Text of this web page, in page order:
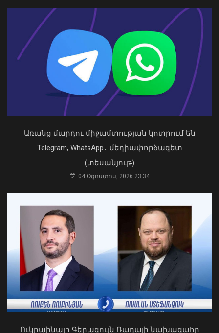
2026 թվականի հունիսն ու հուլիսը
Եվրոպայում դարձել են
դիտարկումների պատմության
ամենաշոգ ամիսները
Վթարային ջրանջատում Երևանի
Մալաթիա-Սեբաստիա վարչական
շրջանում
09 Օգոստոս, 2026 11:08
03 Օգոստոս, 2026 13:13
Դուք 5 տարի ինձնից փախած եք ման
եկել. Կոնջորյանը՝ «Հայաստան»
դաշինքի պատգամավորներին
04 Օգոստոս, 2026 15:53
Առանց մարդու միջամտության կոտրում են
Telegram, WhatsApp․ մեդիափորձագետ
(տեսանյութ)
04 Օգոստոս, 2026 23:34
Ուկրաինայի Գերագույն Ռադայի նախագահը